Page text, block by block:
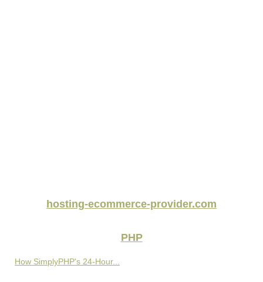
hosting-ecommerce-provider.com
PHP
How SimplyPHP's 24-Hour...